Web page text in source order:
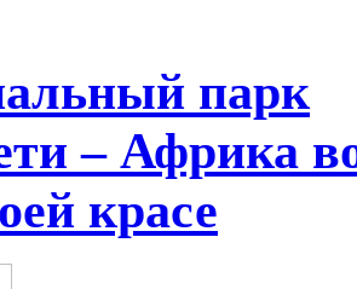
парк
– Африка
красе